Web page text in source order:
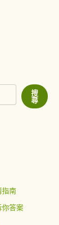
搜
尋
指南
答案